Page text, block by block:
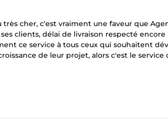
cher, c'est vraiment une faveur que
clients, délai de livraison respecté
ce service à tous ceux qui souhaitent
de leur projet, alors c'est le service